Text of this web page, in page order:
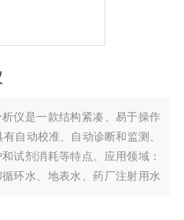
仪是一款结构紧凑、易于操作
自动校准、自动诊断和监测、
试剂消耗等特点。应用领域：
环水、地表水、药厂注射用水